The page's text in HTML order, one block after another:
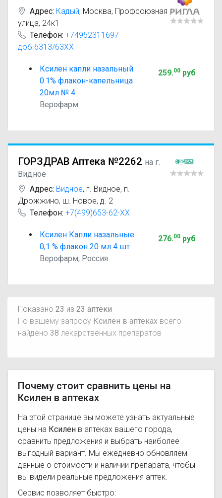
Адрес: Кадый, Москва, Профсоюзная
улица, 24к1
Телефон: +74952311697
доб.6313/63XX
Ксилен капли назальный
0.1% флакон-капельница
20мл № 4
Верофарм
259.00руб
ГОРЗДРАВ Аптека №2262 на г.
Видное
Адрес: Видное, г. Видное, п.
Дрожжино, ш. Новое, д. 2
Телефон: +7(499)653-62-XX
Ксилен Капли назальные
0,1 % флакон 20 мл 4 шт
Верофарм, Россия
276.00руб
Показано 23 из 23 аптеки
По вашему запросу Ксилен в аптеках всего
найдено 38 лекарственных препаратов
Почему стоит сравнить цены на
Ксилен в аптеках
На этой странице вы можете узнать актуальные
цены на Ксилен в аптеках вашего города,
сравнить предложения и выбрать наиболее
выгодный вариант. Мы ежедневно обновляем
данные о стоимости и наличии препарата, чтобы
вы видели реальные предложения аптек.
Сервис позволяет быстро: